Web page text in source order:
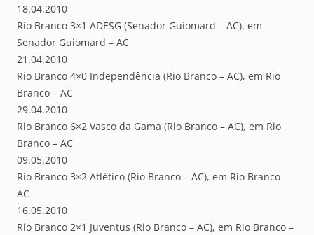
18.04.2010
Rio Branco 3×1 ADESG (Senador Guiomard – AC), em
Senador Guiomard – AC
21.04.2010
Rio Branco 4×0 Independência (Rio Branco – AC), em Rio
Branco – AC
29.04.2010
Rio Branco 6×2 Vasco da Gama (Rio Branco – AC), em Rio
Branco – AC
09.05.2010
Rio Branco 3×2 Atlético (Rio Branco – AC), em Rio Branco –
AC
16.05.2010
Rio Branco 2×1 Juventus (Rio Branco – AC), em Rio Branco –